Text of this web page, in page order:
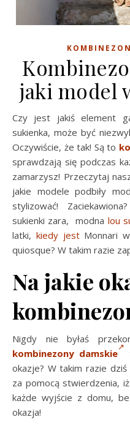
jaki model
Czy jest jakiś element garderoby, który podobnie jak
sukienka, może być
Oczywiście, że tak! Są to
sprawdzają się podczas
zamarzysz! Przeczytaj
jakie modele podbiły
stylizować!
sukienki zara, modna lou
latki, kiedy jestMonnari
quiosque? W takim razie
Na jakie
Nigdy nie byłaś
kombinezony damskie
okazje? W takim razie
za pomocą stwierdzenia,
każde wyjście z domu,
okazja!